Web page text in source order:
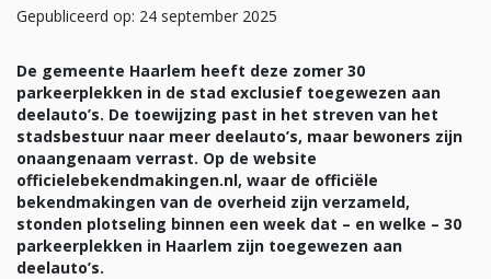
Gepubliceerd op: 24 september 2025
De gemeente Haarlem heeft deze zomer 30
parkeerplekken in de stad exclusief toegewezen aan
deelauto’s. De toewijzing past in het streven van het
stadsbestuur naar meer deelauto’s, maar bewoners zijn
onaangenaam verrast. Op de website
officielebekendmakingen.nl, waar de officiële
bekendmakingen van de overheid zijn verzameld,
stonden plotseling binnen een week dat – en welke – 30
parkeerplekken in Haarlem zijn toegewezen aan
deelauto’s.